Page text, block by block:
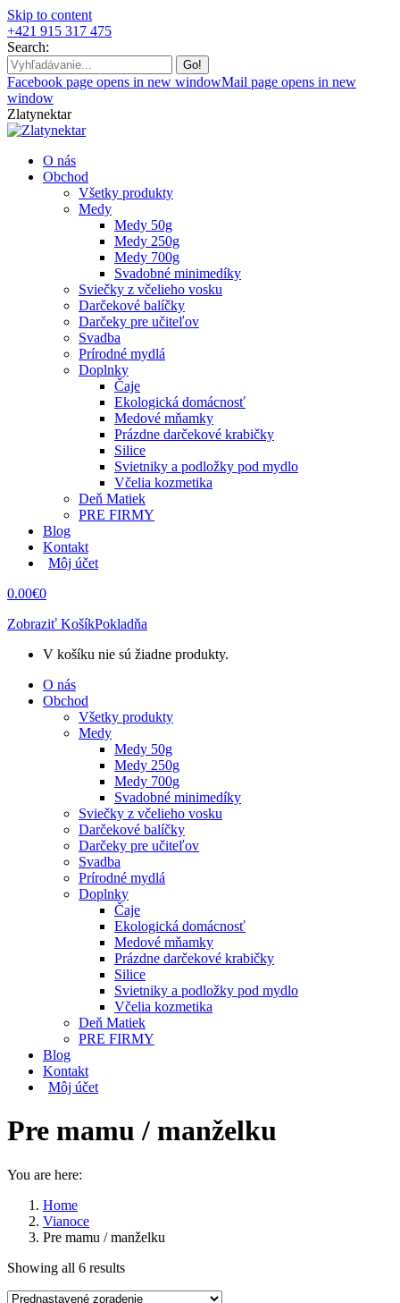
Skip to content
+421 915 317 475
Search:
Facebook page opens in new windowMail page opens in new
window
Zlatynektar
O nás
Obchod
Všetky produkty
Medy
Medy 50g
Medy 250g
Medy 700g
Svadobné minimedíky
Sviečky z včelieho vosku
Darčekové balíčky
Darčeky pre učiteľov
Svadba
Prírodné mydlá
Doplnky
Čaje
Ekologická domácnosť
Medové mňamky
Prázdne darčekové krabičky
Silice
Svietniky a podložky pod mydlo
Včelia kozmetika
Deň Matiek
PRE FIRMY
Blog
Kontakt
Môj účet
0.00€0
Zobraziť KošíkPokladňa
V košíku nie sú žiadne produkty.
O nás
Obchod
Všetky produkty
Medy
Medy 50g
Medy 250g
Medy 700g
Svadobné minimedíky
Sviečky z včelieho vosku
Darčekové balíčky
Darčeky pre učiteľov
Svadba
Prírodné mydlá
Doplnky
Čaje
Ekologická domácnosť
Medové mňamky
Prázdne darčekové krabičky
Silice
Svietniky a podložky pod mydlo
Včelia kozmetika
Deň Matiek
PRE FIRMY
Blog
Kontakt
Môj účet
Pre mamu / manželku
You are here:
Home
Vianoce
Pre mamu / manželku
Showing all 6 results